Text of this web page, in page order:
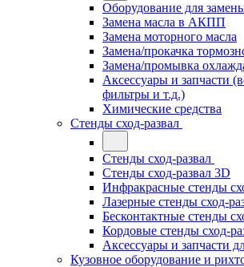
Оборудование для
Замена масла в АКПП
Замена моторного масла
Замена/прокачка
Замена/промывка
Аксессуары и запчасти
фильтры и т.д.)
Химические средства
Стенды сход-развал
Стенды сход-развал
Стенды сход-развал 3D
Инфракрасные стенды
Лазерные стенды сход-
Бесконтактные стенды
Кордовые стенды сход-
Аксессуары и запчасти
Кузовное оборудование и